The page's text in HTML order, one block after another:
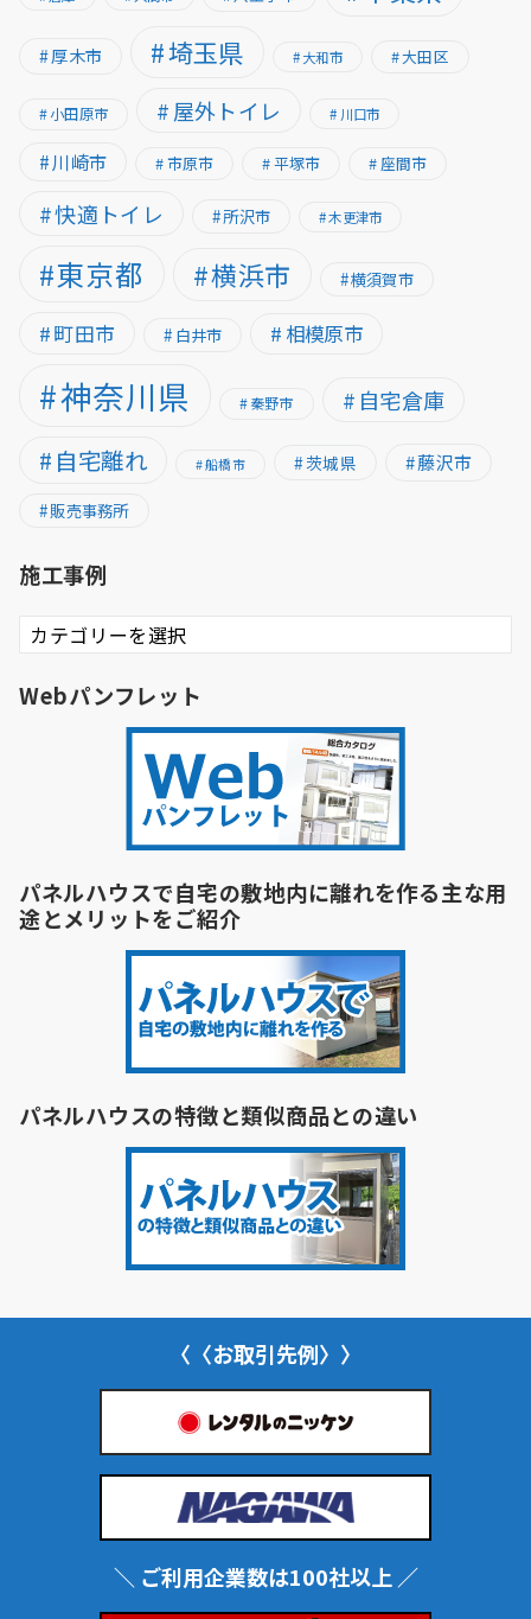
厚木市 埼玉県 大和市 大田区
小田原市 屋外トイレ 川口市
川崎市 市原市 平塚市 座間市
快適トイレ 所沢市 木更津市
東京都 横浜市 横須賀市
町田市 白井市 相模原市
神奈川県 秦野市 自宅倉庫
自宅離れ 船橋市 茨城県 藤沢市
販売事務所
施工事例
施
工
例
Webパンフレット
パネルハウスで自宅の敷地内に離れを作る主な用
途とメリットをご紹介
パネルハウスの特徴と類似商品との違い
〈〈お取引先例〉〉
＼ ご利用企業数は100社以上 ／